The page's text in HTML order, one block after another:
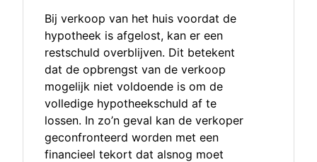
Bij verkoop van het huis voordat de
hypotheek is afgelost, kan er een
restschuld overblijven. Dit betekent
dat de opbrengst van de verkoop
mogelijk niet voldoende is om de
volledige hypotheekschuld af te
lossen. In zo’n geval kan de verkoper
geconfronteerd worden met een
financieel tekort dat alsnog moet